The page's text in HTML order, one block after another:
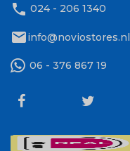
phone 024 - 206 1340
mailinfo@noviostores.nl
06 - 376 867 19